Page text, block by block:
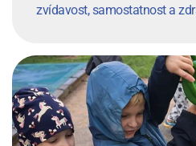
zvídavost, samostatnost a